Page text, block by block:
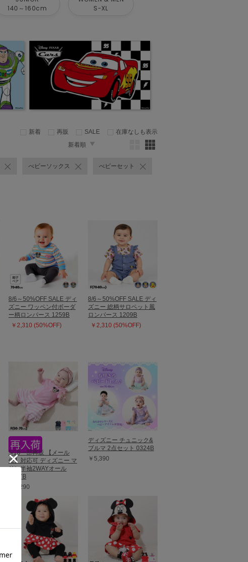
140～160cm
S-XL
新着 再販 SALE
在庫なしも表示
新着順
べビーソックス べビーセット
8/6～50%OFF SALE ディ
ズニー ワッペン付ボーダ
ー柄ロンパース 1259B
￥2,310 (50%OFF)
8/6～50%OFF SALE ディ
ズニー 総柄サロペット風
ロンパース 1209B
￥2,310 (50%OFF)
5/18一部再販 【メール
便】対応可 ディズニー マ
リン半袖2WAYオール
0327B
￥4,290
ディズニー チュニック&
ブルマ 2点セット 0324B
￥5,390